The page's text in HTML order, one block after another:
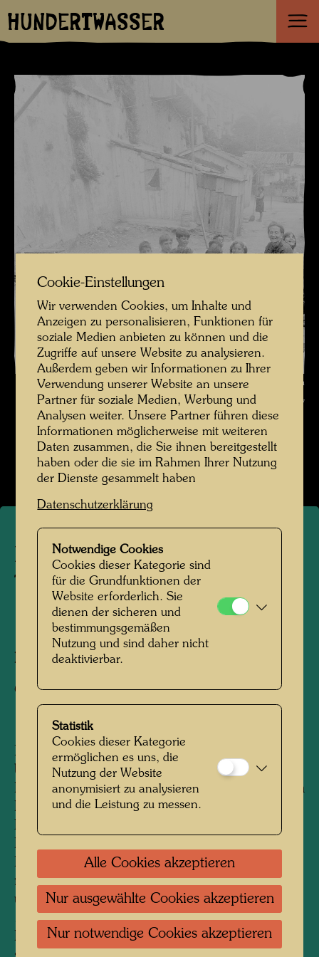
HUNDERTWASSER
Die Reise mit der Transsibirischen Eisenbahn , Fotograf: Friedensreich
Hundertwasser © Hundertwasser Archiv
Die Reise mit der Transsibirischen Eisenbahn
Bildergalerie öffnen
Die Reise mit der
Transsibirischen Eisenbahn
Fotograf:Friedensreich Hundertwasser
Copyright:Hundertwasser Archiv
Nach seinem Aufenthalt in Japan vom Februar
bis August 1961 trat Hundertwasser seine
Rückreise nach Europa mit der Transsibirischen
Eisenbahn an. Seine zukünftige Gattin Yuko
Ikewada begleitete ihn auf der Reise, die
Hundertwasser fotografisch dokumentierte.
Besonders interessierten ihn die traditionellen
russischen Wohnhäuser, aber auch
ungewöhnliche Bauten im Sinne von
„anonymer“ oder „akzidentieller“ Architektur.
Fotografien von Menschen und Szenerien
Cookie-Einstellungen
Wir verwenden Cookies, um Inhalte und
Anzeigen zu personalisieren, Funktionen für
soziale Medien anbieten zu können und die
Zugriffe auf unsere Website zu analysieren.
Außerdem geben wir Informationen zu Ihrer
Verwendung unserer Website an unsere
Partner für soziale Medien, Werbung und
Analysen weiter. Unsere Partner führen diese
Informationen möglicherweise mit weiteren
Daten zusammen, die Sie ihnen bereitgestellt
haben oder die sie im Rahmen Ihrer Nutzung
der Dienste gesammelt haben
Datenschutzerklärung
Notwendige Cookies
Cookies dieser Kategorie sind
für die Grundfunktionen der
Website erforderlich. Sie
dienen der sicheren und
bestimmungsgemäßen
Nutzung und sind daher nicht
deaktivierbar.
Statistik
Cookies dieser Kategorie
ermöglichen es uns, die
Nutzung der Website
anonymisiert zu analysieren
und die Leistung zu messen.
Alle Cookies akzeptieren
Nur ausgewählte Cookies akzeptieren
Nur notwendige Cookies akzeptieren